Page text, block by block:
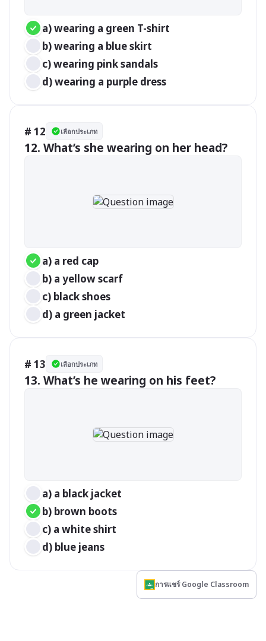
a) wearing a green T-shirt
b) wearing a blue skirt
c) wearing pink sandals
d) wearing a purple dress
# 12 เลือกประเภท
12. What’s she wearing on her head?
a) a red cap
b) a yellow scarf
c) black shoes
d) a green jacket
# 13 เลือกประเภท
13. What’s he wearing on his feet?
a) a black jacket
b) brown boots
c) a white shirt
d) blue jeans
การแชร์ Google Classroom